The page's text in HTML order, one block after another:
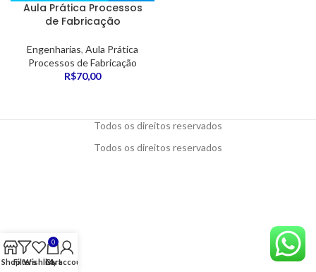
Aula Prática Processos
de Fabricação
Engenharias, Aula Prática
Processos de Fabricação
R$70,00
Todos os direitos reservados
Todos os direitos reservados
ShopFiltersWishlist
0
Cart
My account